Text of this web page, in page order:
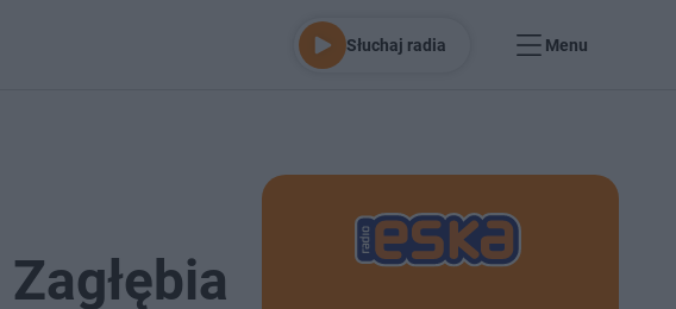
Słuchaj radia Menu